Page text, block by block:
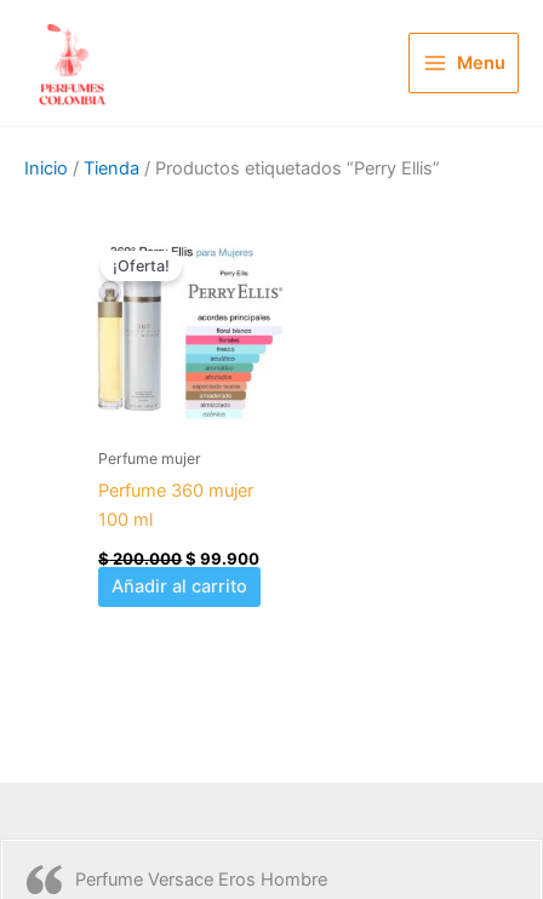
contenido
Menu
Inicio / Tienda / Productos etiquetados “Perry Ellis”
¡Oferta!
Perfume mujer
Perfume 360 mujer
100 ml
$200.000
precio
original
era:
$ 200.000.
$ 99.900
es:
$ 99.900.
Añadir al carrito
Perfume Versace Eros Hombre